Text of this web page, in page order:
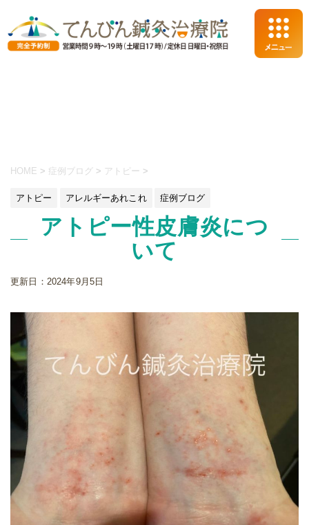
HOME > 症例ブログ > アトピー >
アトピー アレルギーあれこれ 症例ブログ
アトピー性皮膚炎につ
いて
更新日： 2024年9月5日